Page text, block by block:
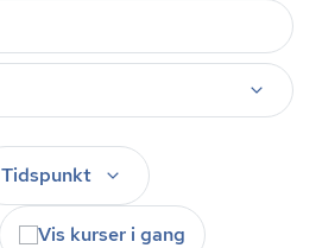
Tidspunkt
Vis kurser i gang